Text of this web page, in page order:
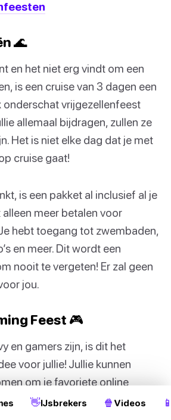
🌊
en het niet erg vindt om een
is een cruise van 3 dagen een
onderschat vrijgezellenfeest
allemaal bijdragen, zullen ze
Het is niet elke dag dat je met
cruise gaat!
is een pakket al inclusief al je
meer betalen voor
hebt toegang tot zwembaden,
en meer. Dit wordt een
nooit te vergeten! Er zal geen
jou.
Feest 🎮
en gamers zijn, is dit het
voor jullie! Jullie kunnen
om je favoriete online
DotA, Valorant en meer.
👋IJsbrekers 🍿 Videos